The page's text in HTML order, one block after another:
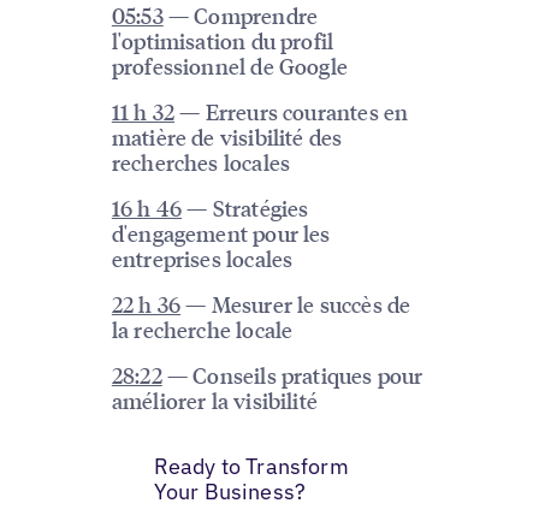
05:53— Comprendre
l'optimisation du profil
professionnel de Google
11 h 32— Erreurs courantes en
matière de visibilité des
recherches locales
16 h 46— Stratégies
d'engagement pour les
entreprises locales
22 h 36— Mesurer le succès de
la recherche locale
28:22— Conseils pratiques pour
améliorer la visibilité
Ready to Transform
Your Business?